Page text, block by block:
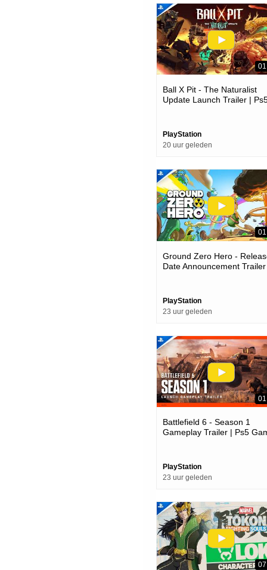
Ball X Pit - The Naturalist
Update Launch Trailer |
PlayStation
20 uur geleden
Ground Zero Hero -
Date Announcement
PlayStation
23 uur geleden
Battlefield 6 - Season 1
Gameplay Trailer | Ps5
PlayStation
23 uur geleden